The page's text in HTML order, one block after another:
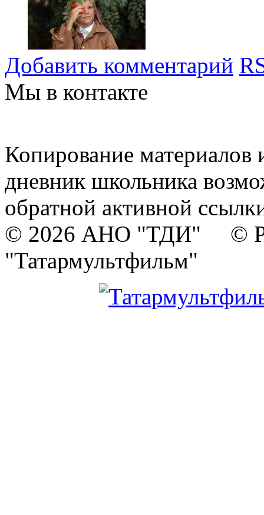
Добавить комментарий
Мы в контакте
Копирование материалов
дневник школьника
обратной активной
© 2026 АНО "ТДИ" ©
"Татармультфильм"